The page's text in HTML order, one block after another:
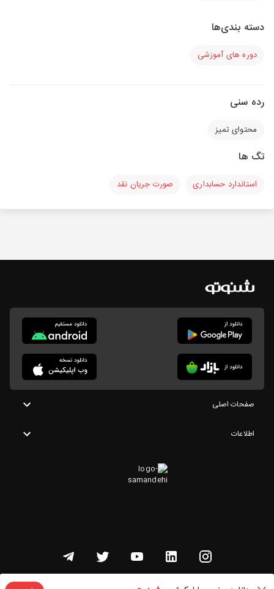
دسته بندی‌ها
دوره های آموزشی
رده سنی
محتوای تمیز
تگ ها
استاندارد حسابداری صورت جریان نقد
صفحات اصلی
اطلاعات
تمامی حقوق این وبسایت متعلق به شنوتو است